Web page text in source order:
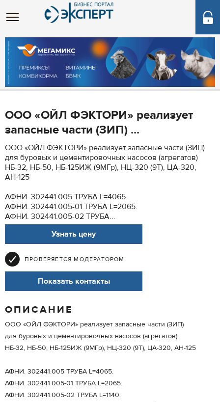
ООО «ОЙЛ ФЭКТОРИ» реализует
запасные части (ЗИП) ...
ООО «ОЙЛ ФЭКТОРИ» реализует запасные части (ЗИП)
для буровых и цементировочных насосов (агрегатов)
НБ-32, НБ-50, НБ-125ИЖ (9МГр), НЦ-320 (9Т), ЦА-320,
АН-125
АФНИ. 302441.005 ТРУБА L=4065.
АФНИ. 302441.005-01 ТРУБА L=2065.
АФНИ. 302441.005-02 ТРУБА...
Узнать цену
ПРОВЕРЯЕТСЯ МОДЕРАТОРОМ
Показать контакты
ОПИСАНИЕ
ООО «ОЙЛ ФЭКТОРИ» реализует запасные части (ЗИП)
для буровых и цементировочных насосов (агрегатов)
НБ-32, НБ-50, НБ-125ИЖ (9МГр), НЦ-320 (9Т), ЦА-320, АН-125
АФНИ. 302441.005 ТРУБА L=4065.
АФНИ. 302441.005-01 ТРУБА L=2065.
АФНИ. 302441.005-02 ТРУБА L=1140.